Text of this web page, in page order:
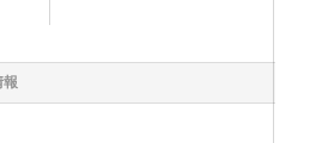
報